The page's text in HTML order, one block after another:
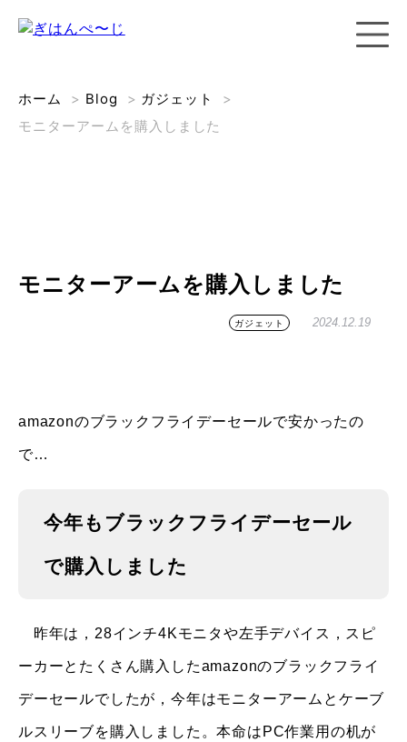
ホーム > Blog > ガジェット
>
モニターアームを購入しました
モニターアームを購入しました
ガジェット 2024.12.19
amazonのブラックフライデーセールで安かったの
で…
今年もブラックフライデーセール
で購入しました
昨年は，28インチ4Kモニタや左手デバイス，スピ
ーカーとたくさん購入したamazonのブラックフライ
デーセールでしたが，今年はモニターアームとケーブ
ルスリーブを購入しました。本命はPC作業用の机が